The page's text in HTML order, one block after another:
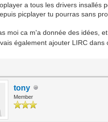
a tous les drivers insallés
picplayer tu pourras sans
moi ca m'a donnée des idées,
également ajouter LIRC
tony
Member